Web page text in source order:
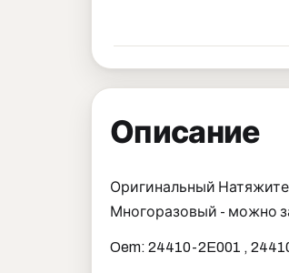
Описание
Оригинальный
Многоразовый - можно
Oem: 24410-2E001 ,